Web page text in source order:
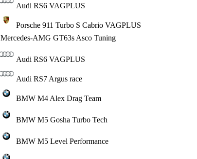
Audi RS6 VAGPLUS
Porsche 911 Turbo S Cabrio VAGPLUS
Mercedes-AMG GT63s Asco Tuning
Audi RS6 VAGPLUS
Audi RS7 Argus race
BMW M4 Alex Drag Team
BMW M5 Gosha Turbo Tech
BMW M5 Level Performance